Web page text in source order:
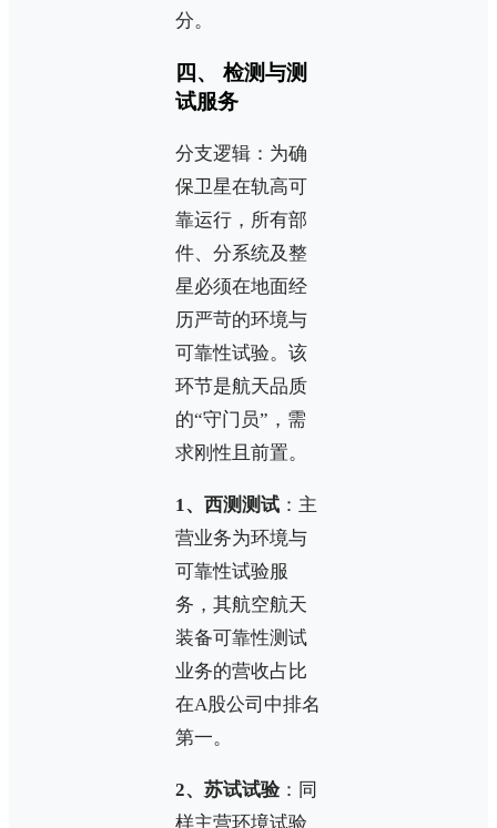
分。
四、 检测与测
试服务
分支逻辑：为确
保卫星在轨高可
靠运行，所有部
件、分系统及整
星必须在地面经
历严苛的环境与
可靠性试验。该
环节是航天品质
的“守门员”，需
求刚性且前置。
1、西测测试 ：主
营业务为环境与
可靠性试验服
务，其航空航天
装备可靠性测试
业务的营收占比
在A股公司中排名
第一。
2、苏试试验：同
样主营环境试验